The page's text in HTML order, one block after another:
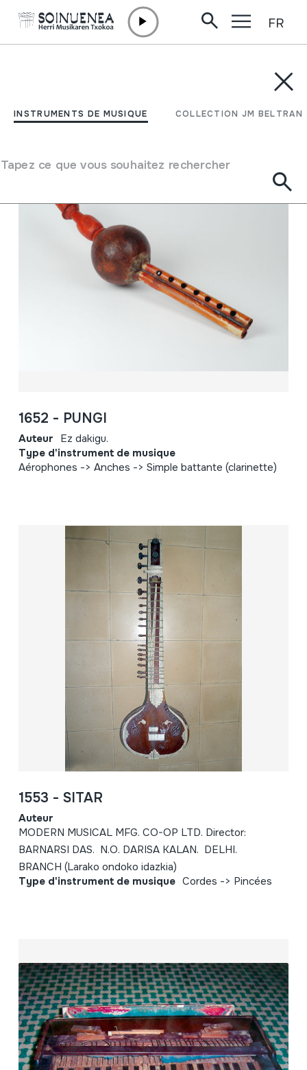
INSTRUMENTS DE MUSIQUE COLLECTION JM BELTRAN
Tapez ce que vous souhaitez rechercher
FR
COLLECTION JM BELTRAN
Filtrer
1652 - PUNGI
Auteur Ez dakigu.
Type d'instrument de musique
Aérophones -> Anches -> Simple battante (clarinette)
1553 - SITAR
Auteur
MODERN MUSICAL MFG. CO-OP LTD. Director:
BARNARSI DAS. N.O. DARISA KALAN. DELHI.
BRANCH (Larako ondoko idazkia)
Type d'instrument de musique Cordes -> Pincées